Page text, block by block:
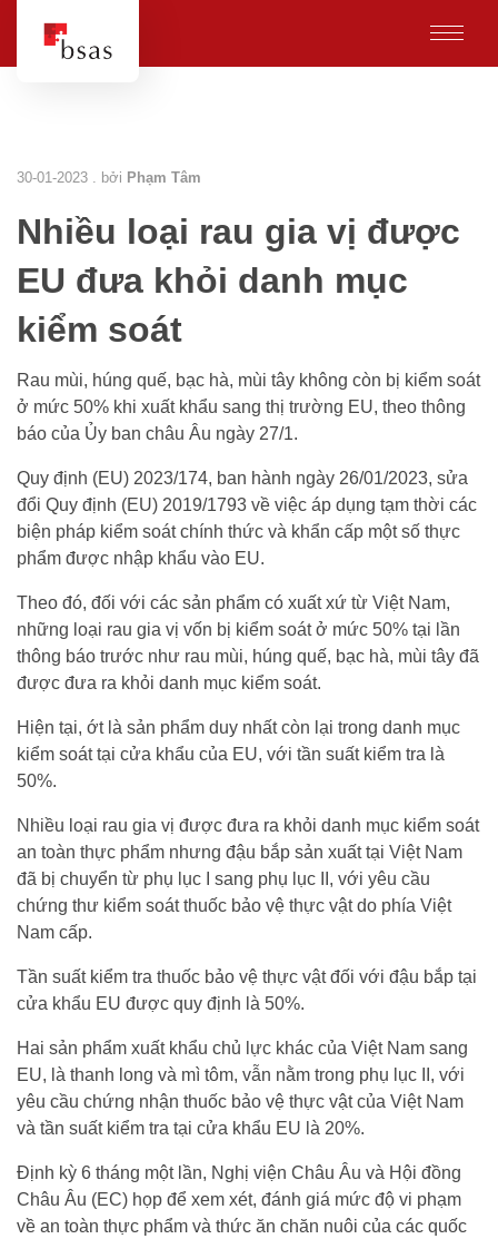
30-01-2023 . bởi Phạm Tâm
Nhiều loại rau gia vị được
EU đưa khỏi danh mục
kiểm soát
Rau mùi, húng quế, bạc hà, mùi tây không còn bị kiểm soát
ở mức 50% khi xuất khẩu sang thị trường EU, theo thông
báo của Ủy ban châu Âu ngày 27/1.
Quy định (EU) 2023/174, ban hành ngày 26/01/2023, sửa
đổi Quy định (EU) 2019/1793 về việc áp dụng tạm thời các
biện pháp kiểm soát chính thức và khẩn cấp một số thực
phẩm được nhập khẩu vào EU.
Theo đó, đối với các sản phẩm có xuất xứ từ Việt Nam,
những loại rau gia vị vốn bị kiểm soát ở mức 50% tại lần
thông báo trước như rau mùi, húng quế, bạc hà, mùi tây đã
được đưa ra khỏi danh mục kiểm soát.
Hiện tại, ớt là sản phẩm duy nhất còn lại trong danh mục
kiểm soát tại cửa khẩu của EU, với tần suất kiểm tra là
50%.
Nhiều loại rau gia vị được đưa ra khỏi danh mục kiểm soát
an toàn thực phẩm nhưng đậu bắp sản xuất tại Việt Nam
đã bị chuyển từ phụ lục I sang phụ lục II, với yêu cầu
chứng thư kiểm soát thuốc bảo vệ thực vật do phía Việt
Nam cấp.
Tần suất kiểm tra thuốc bảo vệ thực vật đối với đậu bắp tại
cửa khẩu EU được quy định là 50%.
Hai sản phẩm xuất khẩu chủ lực khác của Việt Nam sang
EU, là thanh long và mì tôm, vẫn nằm trong phụ lục II, với
yêu cầu chứng nhận thuốc bảo vệ thực vật của Việt Nam
và tần suất kiểm tra tại cửa khẩu EU là 20%.
Định kỳ 6 tháng một lần, Nghị viện Châu Âu và Hội đồng
Châu Âu (EC) họp để xem xét, đánh giá mức độ vi phạm
về an toàn thực phẩm và thức ăn chăn nuôi của các quốc